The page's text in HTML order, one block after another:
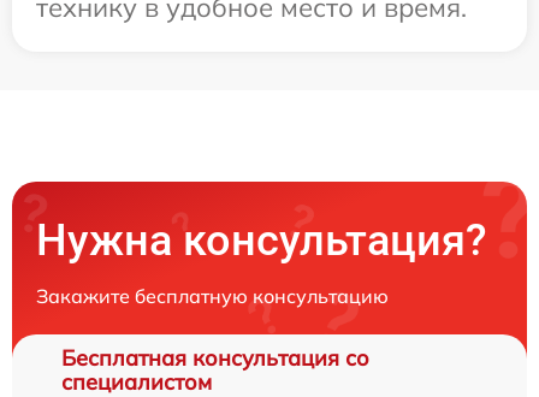
технику в удобное место и время.
Нужна консультация?
Закажите бесплатную консультацию
Бесплатная консультация со
специалистом